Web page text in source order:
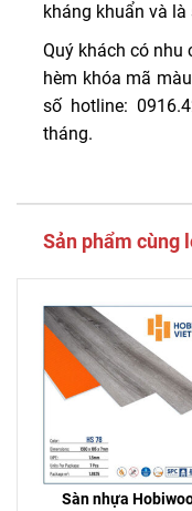
kháng khuẩn và
Quý khách có nhu
hèm khóa mã
số hotline:
tháng.
Sản phẩm cùng
Sàn nhựa